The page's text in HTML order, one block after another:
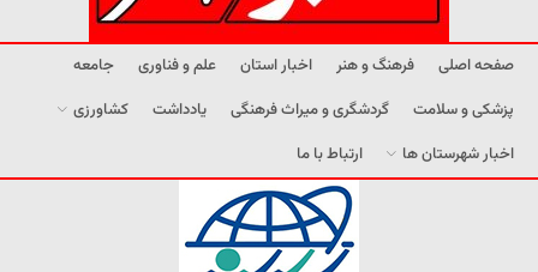
صفحه اصلی فرهنگ و هنر اخبار استان علم و فناوری
جامعه
پزشکی و سلامت
گردشگری و میراث فرهنگی یادداشت
کشاورزی
اخبار شهرستان ها
ارتباط با ما